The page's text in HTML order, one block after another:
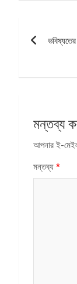
ন্যাভিগেশন
মন্তব্য
আপনার ই-
মন্তব্য *